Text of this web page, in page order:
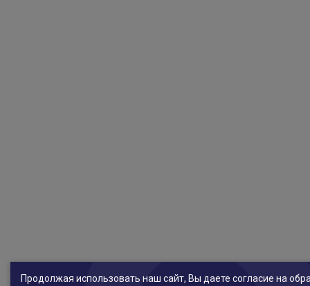
Продолжая использовать наш сайт, Вы даете согласие на